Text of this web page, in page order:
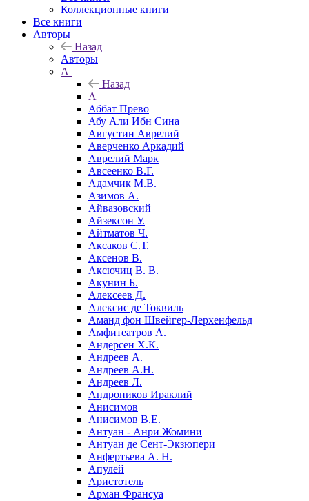
Коллекционные книги
Все книги
Авторы
Назад
Авторы
А
Назад
А
Аббат Прево
Абу Али Ибн Сина
Августин Аврелий
Аверченко Аркадий
Аврелий Марк
Авсеенко В.Г.
Адамчик М.В.
Азимов А.
Айвазовский
Айзексон У.
Айтматов Ч.
Аксаков С.Т.
Аксенов В.
Аксючиц В. В.
Акунин Б.
Алексеев Д.
Алексис де Токвиль
Аманд фон Швейгер-Лерхенфельд
Амфитеатров А.
Андерсен Х.К.
Андреев А.
Андреев А.Н.
Андреев Л.
Андроников Ираклий
Анисимов
Анисимов В.Е.
Антуан - Анри Жомини
Антуан де Сент-Экзюпери
Анфертьева А. Н.
Апулей
Аристотель
Арман Франсуа